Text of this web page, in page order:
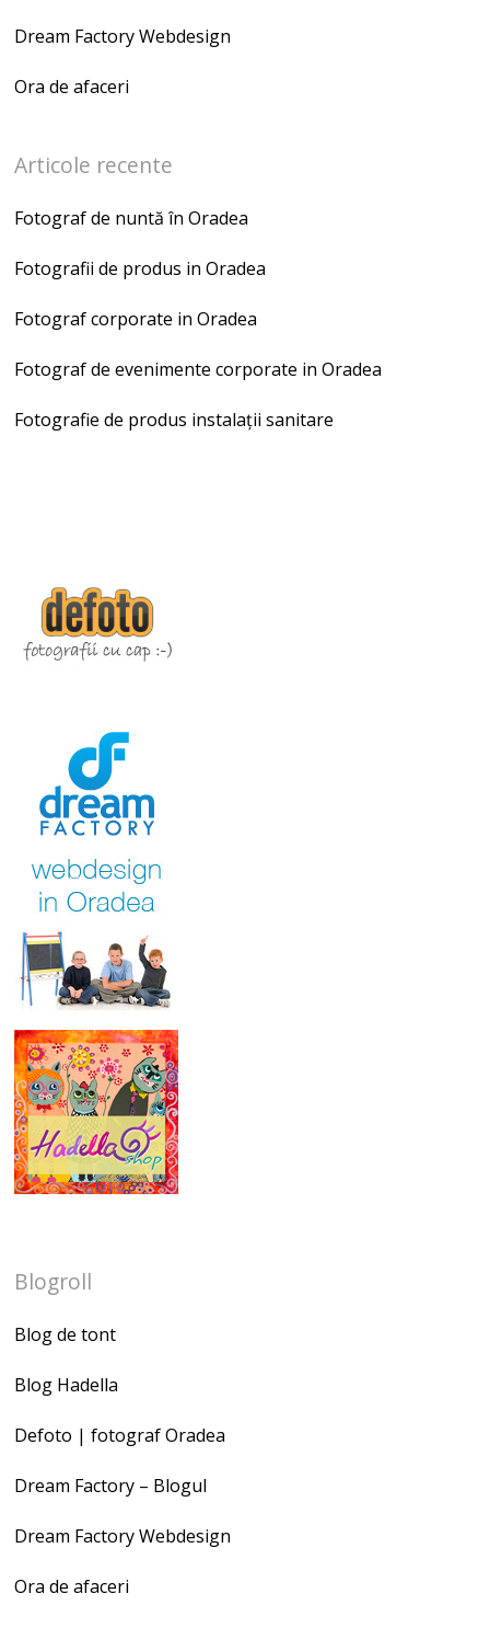
Dream Factory Webdesign
Ora de afaceri
Articole recente
Fotograf de nuntă în Oradea
Fotografii de produs in Oradea
Fotograf corporate in Oradea
Fotograf de evenimente corporate in Oradea
Fotografie de produs instalații sanitare
Blogroll
Blog de tont
Blog Hadella
Defoto | fotograf Oradea
Dream Factory – Blogul
Dream Factory Webdesign
Ora de afaceri